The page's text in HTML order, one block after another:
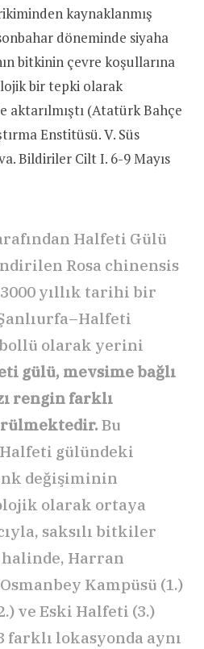
kaynaklanmış
döneminde siyaha
bitkinin çevre koşullarına
bir tepki olarak
aktarılmıştı (Atatürk Bahçe
Enstitüsü. V. Süs
Bildiriler Cilt I. 6-9 Mayıs
Halfeti Gülü
Rosa chinensis
yıllık tarihi bir
olarak yerini
gülü, mevsime bağlı
rengin farklı
Bu
gülündeki
değişiminin
olarak ortaya
saksılı bitkiler
halinde, Harran
Kampüsü (1.)
ve Eski Halfeti (3.)
farklı lokasyonda aynı